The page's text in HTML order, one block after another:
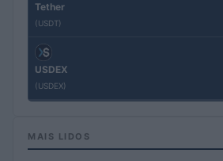
Tether
(USDT)
USDEX
(USDEX)
MAIS LIDOS